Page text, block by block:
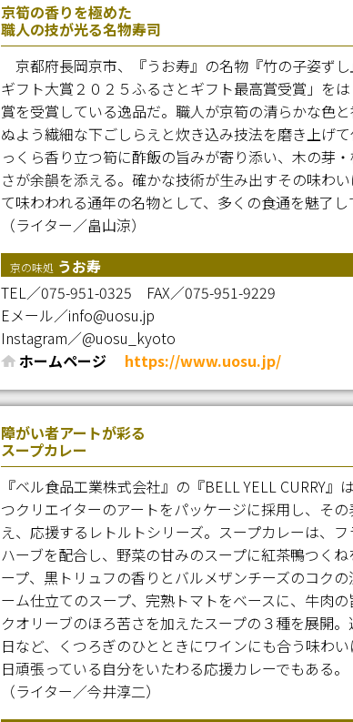
京筍の香りを極めた
職人の技が光る名物寿司
京都府長岡京市、『うお寿』の名物『竹の子姿ず
ギフト大賞２０２５ふるさとギフト最高賞受賞」を
賞を受賞している逸品だ。職人が京筍の清らかな色
ぬよう繊細な下ごしらえと炊き込み技法を磨き上げ
っくら香り立つ筍に酢飯の旨みが寄り添い、木の芽
さが余韻を添える。確かな技術が生み出すその味わ
て味わわれる通年の名物として、多くの食通を魅了し
（ライター／畠山涼）
京の味処 うお寿
TEL／075-951-0325 FAX／075-951-9229
Eメール／info@uosu.jp
Instagram／@uosu_kyoto
ホームページ
https://www.uosu.jp/
障がい者アートが彩る
スープカレー
『ベル食品工業株式会社』の『BELL YELL CURRY』
つクリエイターのアートをパッケージに採用し、そ
え、応援するレトルトシリーズ。スープカレーは、
ハーブを配合し、野菜の甘みのスープに紅茶鴨つく
ープ、黒トリュフの香りとバルメザンチーズのコクの
ーム仕立てのスープ、完熟トマトをベースに、牛肉の
クオリーブのほろ苦さを加えたスープの３種を展開
日など、くつろぎのひとときにワインにも合う味わ
日頑張っている自分をいたわる応援カレーでもある。
（ライター／今井淳二）